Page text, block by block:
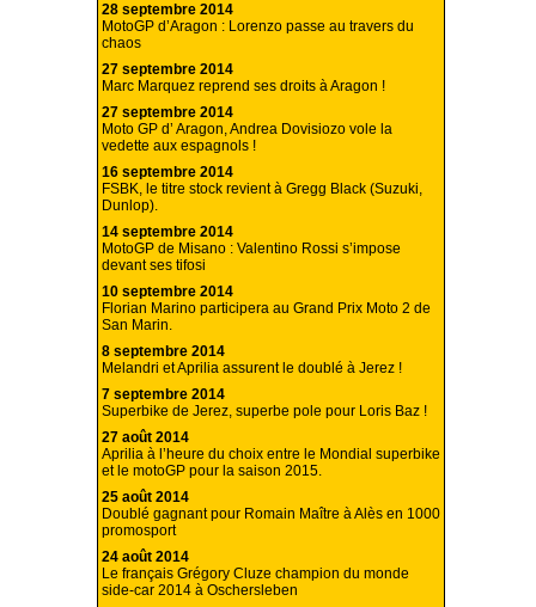
28 septembre 2014
MotoGP d’Aragon : Lorenzo passe au travers du
chaos
27 septembre 2014
Marc Marquez reprend ses droits à Aragon !
27 septembre 2014
Moto GP d’ Aragon, Andrea Dovisiozo vole la
vedette aux espagnols !
16 septembre 2014
FSBK, le titre stock revient à Gregg Black (Suzuki,
Dunlop).
14 septembre 2014
MotoGP de Misano : Valentino Rossi s’impose
devant ses tifosi
10 septembre 2014
Florian Marino participera au Grand Prix Moto 2 de
San Marin.
8 septembre 2014
Melandri et Aprilia assurent le doublé à Jerez !
7 septembre 2014
Superbike de Jerez, superbe pole pour Loris Baz !
27 août 2014
Aprilia à l’heure du choix entre le Mondial superbike
et le motoGP pour la saison 2015.
25 août 2014
Doublé gagnant pour Romain Maître à Alès en 1000
promosport
24 août 2014
Le français Grégory Cluze champion du monde
side-car 2014 à Oschersleben